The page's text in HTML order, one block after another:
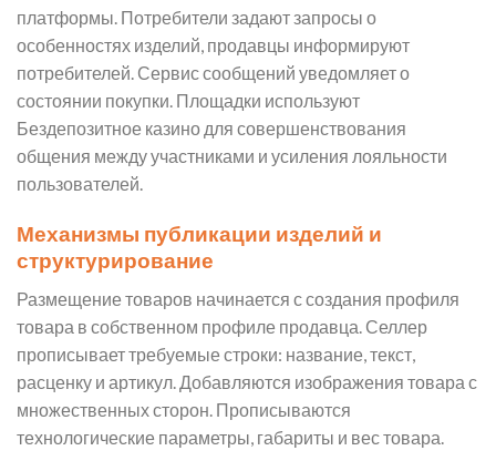
платформы. Потребители задают запросы о
особенностях изделий, продавцы информируют
потребителей. Сервис сообщений уведомляет о
состоянии покупки. Площадки используют
Бездепозитное казино для совершенствования
общения между участниками и усиления лояльности
пользователей.
Механизмы публикации изделий и
структурирование
Размещение товаров начинается с создания профиля
товара в собственном профиле продавца. Селлер
прописывает требуемые строки: название, текст,
расценку и артикул. Добавляются изображения товара с
множественных сторон. Прописываются
технологические параметры, габариты и вес товара.